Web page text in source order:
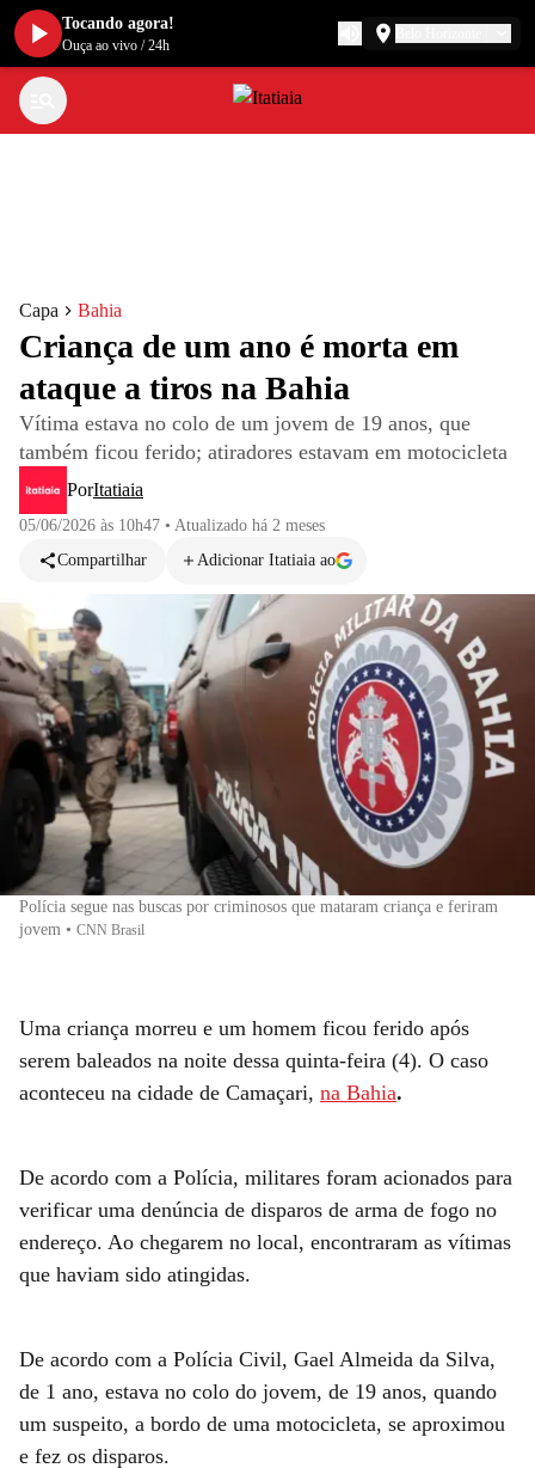
Capa Bahia
Criança de um ano é morta em
ataque a tiros na Bahia
Vítima estava no colo de um jovem de 19 anos, que
também ficou ferido; atiradores estavam em motocicleta
PorItatiaia
05/06/2026 às 10h47 • Atualizado há 2 meses
Compartilhar
Adicionar Itatiaia ao
Polícia segue nas buscas por criminosos que mataram criança e feriram
jovem • CNN Brasil
Uma criança morreu e um homem ficou ferido após
serem baleados na noite dessa quinta-feira (4). O caso
aconteceu na cidade de Camaçari, na Bahia.
De acordo com a Polícia, militares foram acionados para
verificar uma denúncia de disparos de arma de fogo no
endereço. Ao chegarem no local, encontraram as vítimas
que haviam sido atingidas.
De acordo com a Polícia Civil, Gael Almeida da Silva,
de 1 ano, estava no colo do jovem, de 19 anos, quando
um suspeito, a bordo de uma motocicleta, se aproximou
e fez os disparos.
Tocando agora!
Ouça ao vivo /24h